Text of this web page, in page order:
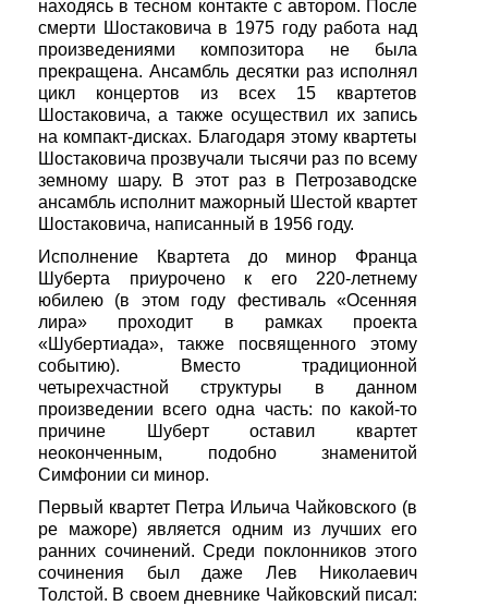
находясь в тесном контакте с автором. После
смерти Шостаковича в 1975 году работа над
произведениями композитора не была
прекращена. Ансамбль десятки раз исполнял
цикл концертов из всех 15 квартетов
Шостаковича, а также осуществил их запись
на компакт-дисках. Благодаря этому квартеты
Шостаковича прозвучали тысячи раз по всему
земному шару. В этот раз в Петрозаводске
ансамбль исполнит мажорный Шестой квартет
Шостаковича, написанный в 1956 году.
Исполнение Квартета до минор Франца
Шуберта приурочено к его 220-летнему
юбилею (в этом году фестиваль «Осенняя
лира» проходит в рамках проекта
«Шубертиада», также посвященного этому
событию). Вместо традиционной
четырехчастной структуры в данном
произведении всего одна часть: по какой-то
причине Шуберт оставил квартет
неоконченным, подобно знаменитой
Симфонии си минор.
Первый квартет Петра Ильича Чайковского (в
ре мажоре) является одним из лучших его
ранних сочинений. Среди поклонников этого
сочинения был даже Лев Николаевич
Толстой. В своем дневнике Чайковский писал: